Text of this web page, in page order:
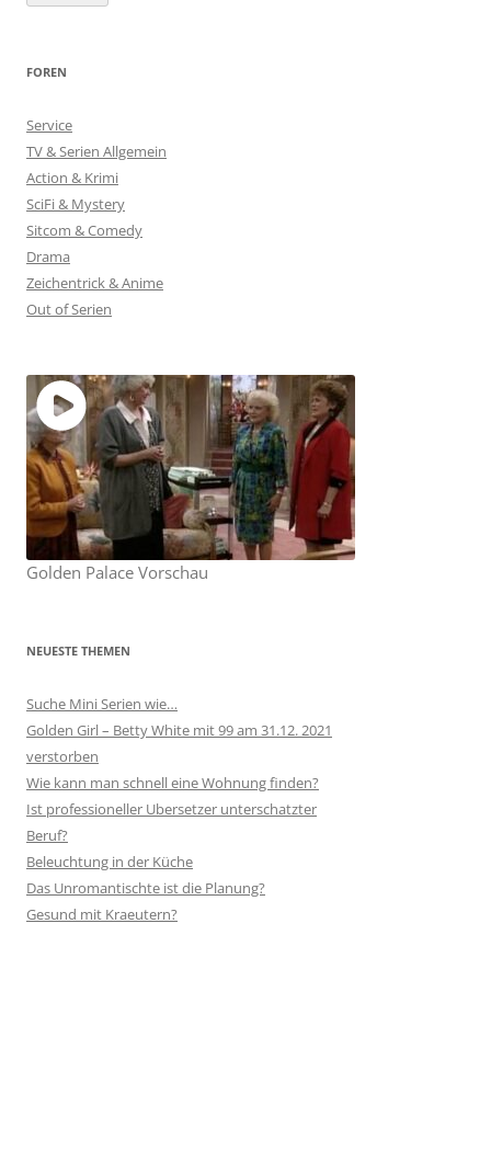
FOREN
Service
TV & Serien Allgemein
Action & Krimi
SciFi & Mystery
Sitcom & Comedy
Drama
Zeichentrick & Anime
Out of Serien
Golden Palace Vorschau
NEUESTE THEMEN
Suche Mini Serien wie…
Golden Girl – Betty White mit 99 am 31.12. 2021
verstorben
Wie kann man schnell eine Wohnung finden?
Ist professioneller Ubersetzer unterschatzter
Beruf?
Beleuchtung in der Küche
Das Unromantischte ist die Planung?
Gesund mit Kraeutern?